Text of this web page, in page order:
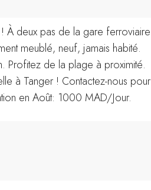
À deux pas de la gare ferroviaire
meublé, neuf, jamais habité.
Profitez de la plage à proximité.
à Tanger ! Contactez-nous pour
en Août: 1000 MAD/Jour.